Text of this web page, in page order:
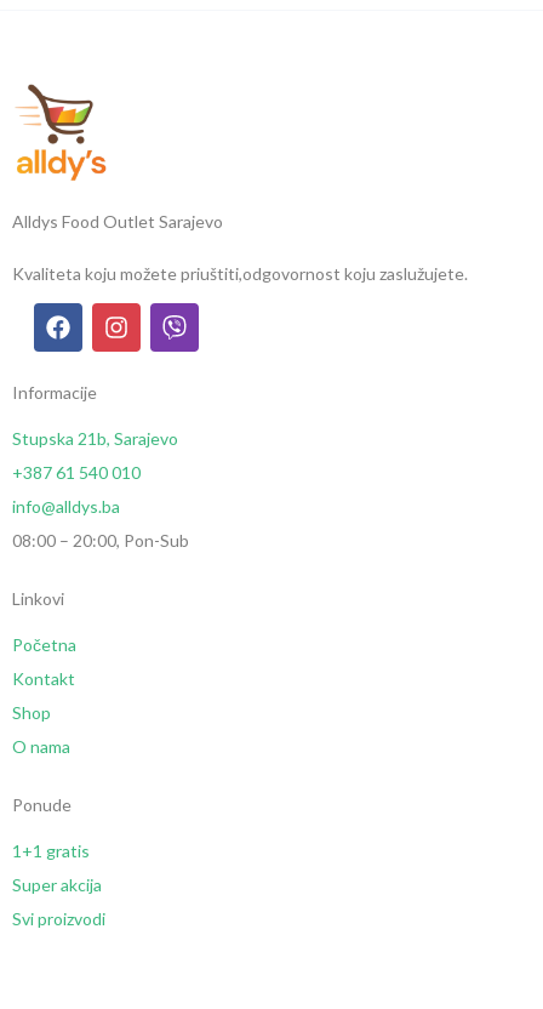
Alldys Food Outlet Sarajevo
Kvaliteta koju možete priuštiti,odgovornost koju zaslužujete.
Informacije
Stupska 21b, Sarajevo
+387 61 540 010
info@alldys.ba
08:00 – 20:00, Pon-Sub
Linkovi
Početna
Kontakt
Shop
O nama
Ponude
1+1 gratis
Super akcija
Svi proizvodi